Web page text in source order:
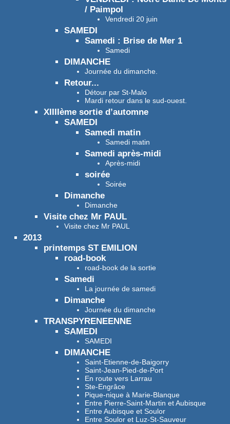
/ Paimpol
Vendredi 20 juin
SAMEDI
Samedi : Brise de Mer 1
Samedi
DIMANCHE
Journée du dimanche.
Retour...
Détour par St-Malo
Mardi retour dans le sud-ouest.
XIIIIème sortie d’automne
SAMEDI
Samedi matin
Samedi matin
Samedi après-midi
Après-midi
soirée
Soirée
Dimanche
Dimanche
Visite chez Mr PAUL
Visite chez Mr PAUL
2013
printemps ST EMILION
road-book
road-book de la sortie
Samedi
La journée de samedi
Dimanche
Journée du dimanche
TRANSPYRENEENNE
SAMEDI
SAMEDI
DIMANCHE
Saint-Etienne-de-Baigorry
Saint-Jean-Pied-de-Port
En route vers Larrau
Ste-Engrâce
Pique-nique à Marie-Blanque
Entre Pierre-Saint-Martin et Aubisque
Entre Aubisque et Soulor
Entre Soulor et Luz-St-Sauveur